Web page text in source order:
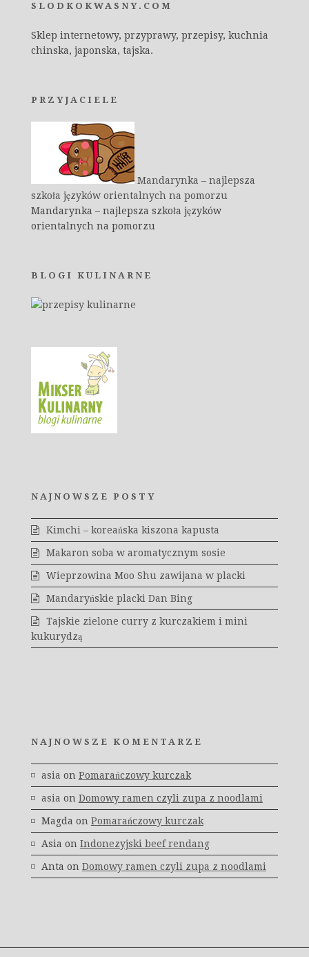
SLODKOKWASNY.COM
Sklep internetowy, przyprawy, przepisy, kuchnia
chinska, japonska, tajska.
PRZYJACIELE
Mandarynka – najlepsza
szkoła języków orientalnych na pomorzu
Mandarynka – najlepsza szkoła języków
orientalnych na pomorzu
BLOGI KULINARNE
NAJNOWSZE POSTY
Kimchi – koreańska kiszona kapusta
Makaron soba w aromatycznym sosie
Wieprzowina Moo Shu zawijana w placki
Mandaryńskie placki Dan Bing
Tajskie zielone curry z kurczakiem i mini
kukurydzą
NAJNOWSZE KOMENTARZE
asia on Pomarańczowy kurczak
asia on Domowy ramen czyli zupa z noodlami
Magda on Pomarańczowy kurczak
Asia on Indonezyjski beef rendang
Anta on Domowy ramen czyli zupa z noodlami